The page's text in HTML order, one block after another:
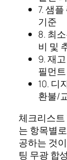
7. 샘
기준
8. 최
비 및
9. 재
필먼
10. 디
환불/
체크리스트
는 항목별
공하는 것
팅 무광 합